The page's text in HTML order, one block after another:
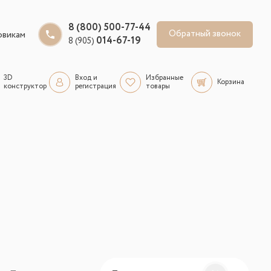
8 (800) 500-77-44
8 (905) 014-67-19 Обратный звонок
3D
конструктор
Вход и
регистрация
Избранные
товары
Корзина